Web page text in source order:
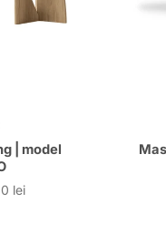
| model
lei